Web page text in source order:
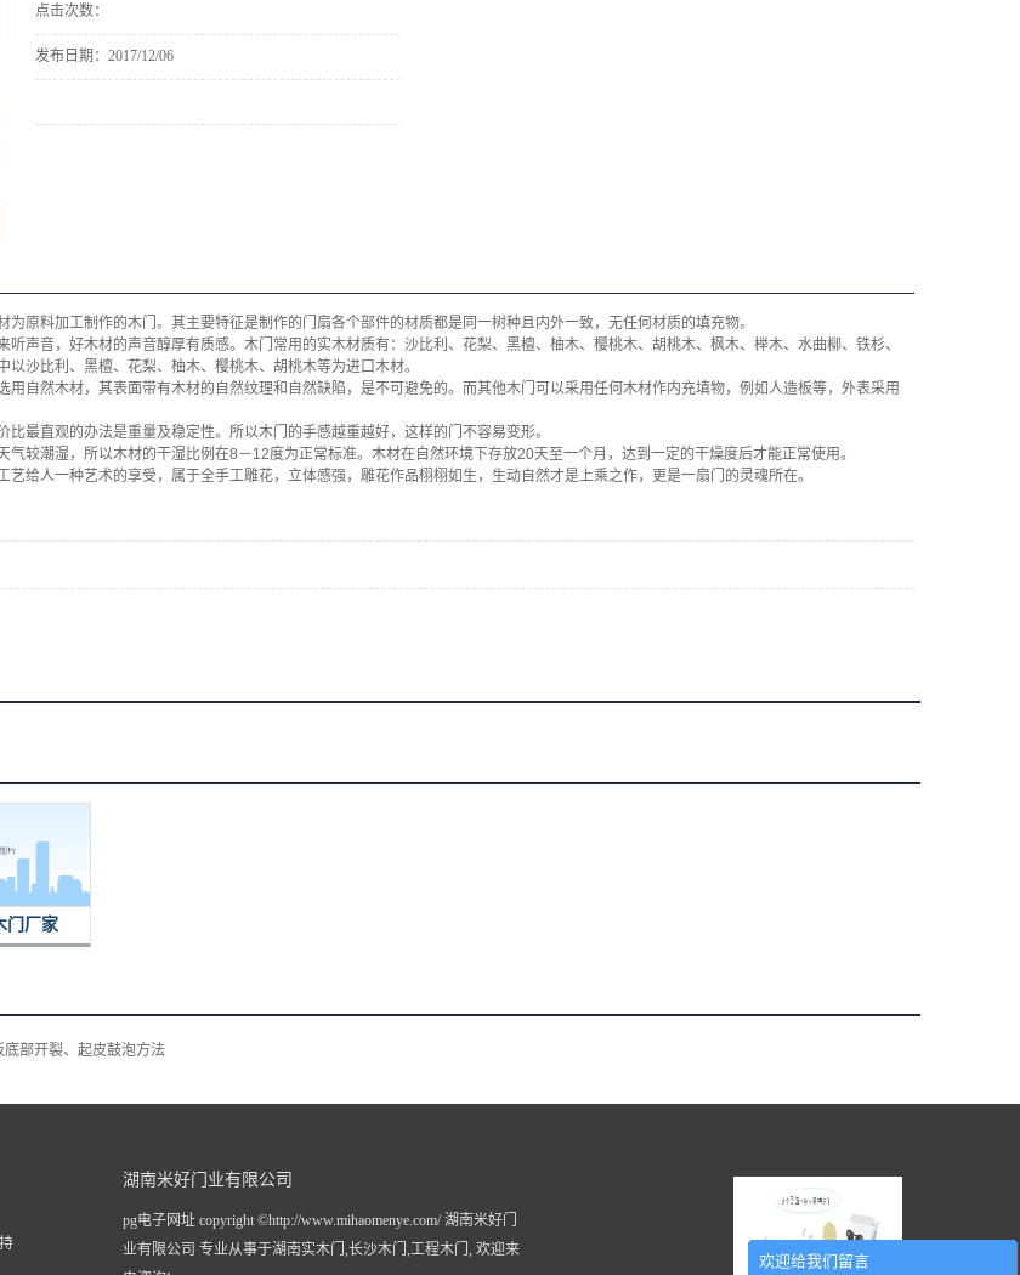
点击次数：
发布日期： 2017/12/06
为原料加工制作的木门。其主要特征是制作的门扇各个部件的材质都是同一树种且内外一致，无任何材质的填充物。
听声音，好木材的声音醇厚有质感。木门常用的实木材质有：沙比利、花梨、黑檀、柚木、樱桃木、胡桃木、枫木、榉木、水曲柳、铁杉、
以沙比利、黑檀、花梨、柚木、樱桃木、胡桃木等为进口木材。
用自然木材，其表面带有木材的自然纹理和自然缺陷，是不可避免的。而其他木门可以采用任何木材作内充填物，例如人造板等，外表采用
比最直观的办法是重量及稳定性。所以木门的手感越重越好，这样的门不容易变形。
气较潮湿，所以木材的干湿比例在8－12度为正常标准。木材在自然环境下存放20天至一个月，达到一定的干燥度后才能正常使用。
艺给人一种艺术的享受，属于全手工雕花，立体感强，雕花作品栩栩如生，生动自然才是上乘之作，更是一扇门的灵魂所在。
门厂家
部开裂、起皮鼓泡方法
湖南米好门业有限公司
pg电子网址 copyright ©http://www.mihaomenye.com/ 湖南米好门
业有限公司 专业从事于湖南实木门 ,长沙木门 ,工程木门 , 欢迎来
欢迎给我们留言